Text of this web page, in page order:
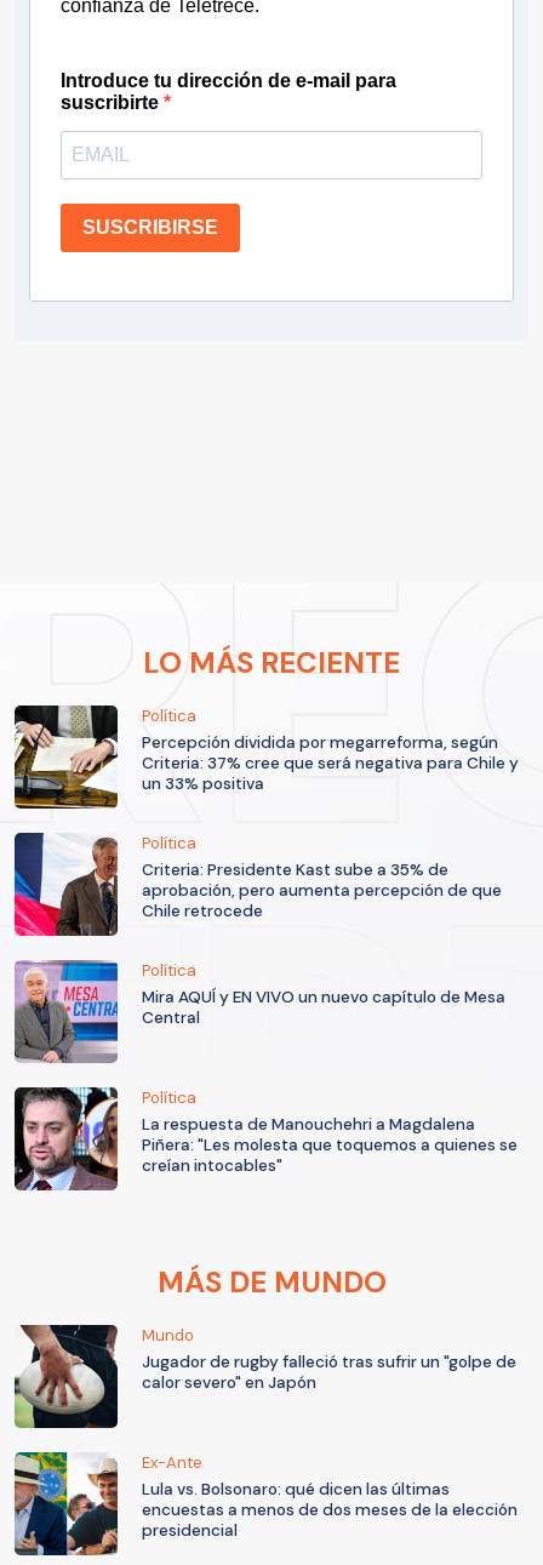
confianza de Teletrece.
Introduce tu dirección de e-mail para
suscribirte
SUSCRIBIRSE
LO MÁS RECIENTE
Política
Percepción dividida por megarreforma, según
Criteria: 37% cree que será negativa para Chile y
un 33% positiva
Política
Criteria: Presidente Kast sube a 35% de
aprobación, pero aumenta percepción de que
Chile retrocede
Política
Mira AQUÍ y EN VIVO un nuevo capítulo de Mesa
Central
Política
La respuesta de Manouchehri a Magdalena
Piñera: "Les molesta que toquemos a quienes se
creían intocables"
MÁS DE MUNDO
Mundo
Jugador de rugby falleció tras sufrir un "golpe de
calor severo" en Japón
Ex-Ante
Lula vs. Bolsonaro: qué dicen las últimas
encuestas a menos de dos meses de la elección
presidencial